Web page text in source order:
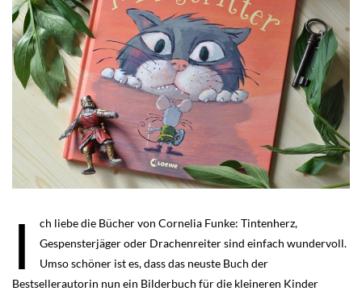
I
ch liebe die Bücher von Cornelia Funke: Tintenherz,
Gespensterjäger oder Drachenreiter sind einfach wundervoll.
Umso schöner ist es, dass das neuste Buch der
Bestsellerautorin nun ein Bilderbuch für die kleineren Kinder